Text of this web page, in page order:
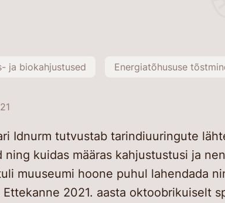
ja biokahjustused Energiatõhususe
Idnurm tutvustab tarindiuuringute
kuidas määras kahjustustusi ja
muuseumi hoone puhul lahendada
2021. aasta oktoobrikuiselt